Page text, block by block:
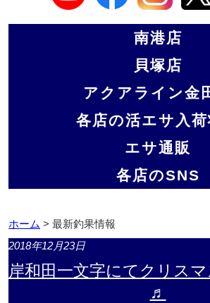
南港店
貝塚店
アクアライン金
各店の活エサ入荷
エサ通販
各店のSNS
ホーム > 最新釣果情報
2018年12月23日
岸和田一文字にてクリス
♬